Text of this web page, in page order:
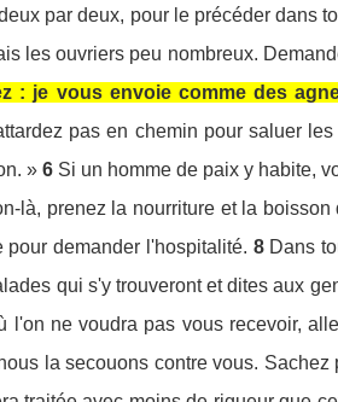
par deux, pour le précéder dans
les ouvriers peu nombreux.
: je vous envoie comme des
pas en chemin pour saluer les
» 6 Si un homme de paix y habite,
là, prenez la nourriture et la boisson
demander l'hospitalité. 8 Dans
qui s'y trouveront et dites aux
l'on ne voudra pas vous recevoir,
la secouons contre vous. Sachez